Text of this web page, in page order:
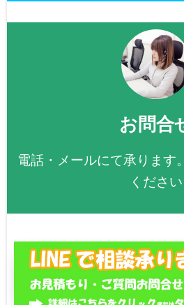
お問合
電話・メールにて承ります
ください